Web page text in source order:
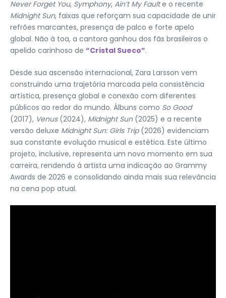
Never Forget You, Symphony, Ain’t My Faulte o recente
Midnight Sun, faixas que reforçam sua capacidade de unir
refrões marcantes, presença de palco e forte apelo
global. Não à toa, a cantora ganhou dos fãs brasileiros o
apelido carinhoso de “Cristal Sueco”.
Desde sua ascensão internacional, Zara Larsson vem
construindo uma trajetória marcada pela consistência
artística, presença global e conexão com diferentes
públicos ao redor do mundo. Álbuns como So Good
(2017), Venus(2024), Midnight Sun(2025) e a recente
versão deluxe Midnight Sun: Girls Trip(2026) evidenciam
sua constante evolução musical e estética. Este último
projeto, inclusive, representa um novo momento em sua
carreira, rendendo à artista uma indicação ao Grammy
Awards de 2026 e consolidando ainda mais sua relevância
na cena pop atual.